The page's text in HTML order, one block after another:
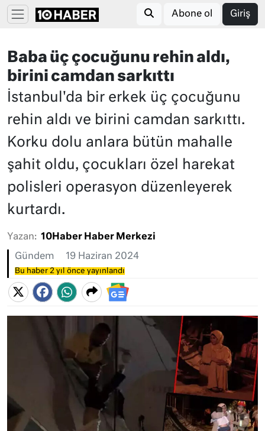
Abone ol Giriş
Baba üç çocuğunu rehin aldı,
birini camdan sarkıttı
İstanbul'da bir erkek üç çocuğunu
rehin aldı ve birini camdan sarkıttı.
Korku dolu anlara bütün mahalle
şahit oldu, çocukları özel harekat
polisleri operasyon düzenleyerek
kurtardı.
Yazan: 10Haber Haber Merkezi
Gündem 19 Haziran 2024
Bu haber 2 yıl önce yayınlandı